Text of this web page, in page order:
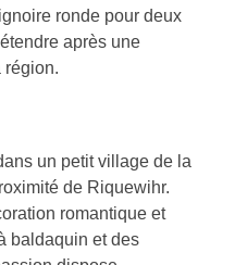
ronde pour deux
après une
région.
un petit village de la
de Riquewihr.
romantique et
baldaquin et des